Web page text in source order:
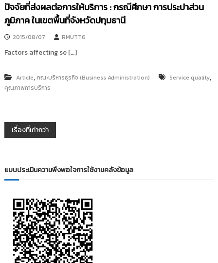
ปัจจัยที่ส่งผลต่อการให้บริการ : กรณีศึกษา การประปาส่วน
ภูมิภาค ในเขตพื้นที่จังหวัดปทุมธานี
2015/08/07 RMUTT6
Factors affecting se […]
Article,คณะบริหารธุรกิจ (Business Administration) Service quality,
คุณภาพการบริการ
แ
ะ
เรื่องที่เก่ากว่า
แบบประเมินความพึงพอใจการใช้งานคลังข้อมูล